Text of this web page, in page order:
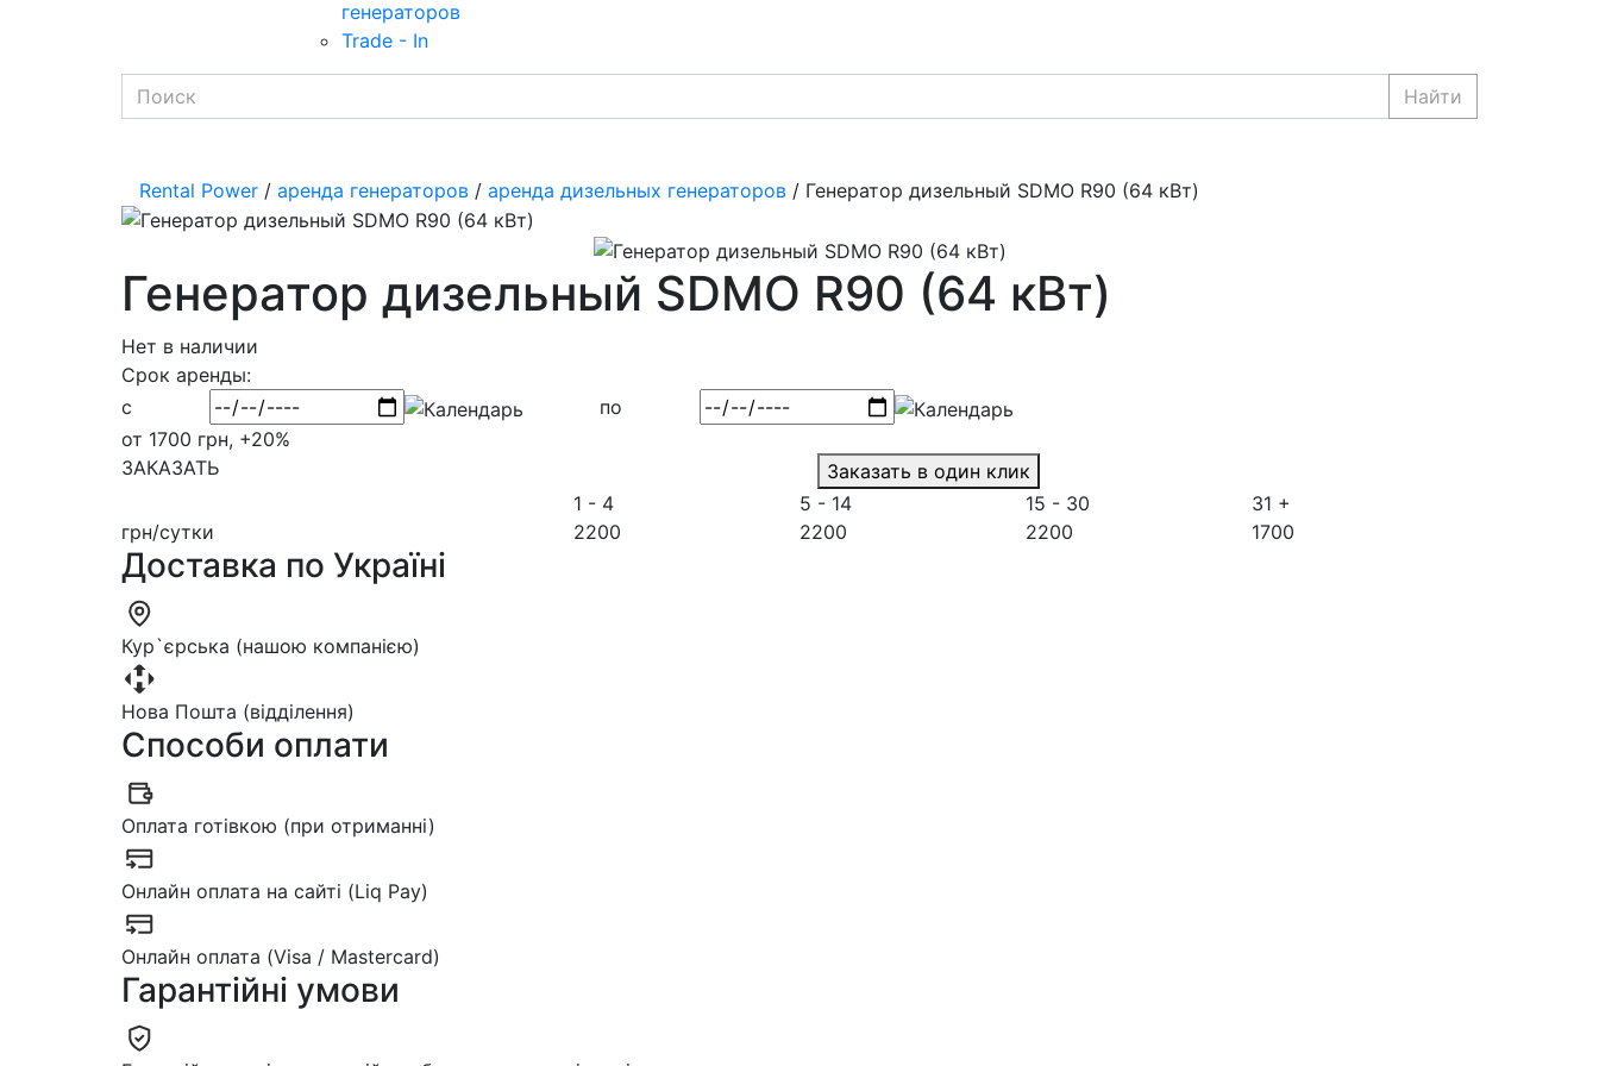
генераторов
Trade - In
Найти
Rental Power / аренда генераторов / аренда дизельных генераторов / Генератор дизельный SDMO R90 (64 кВт)
Генератор дизельный SDMO R90 (64 кВт)
Нет в наличии
Срок аренды:
с
по
от 1700 грн, +20%
ЗАКАЗАТЬ
Заказать в один клик
1 - 4
5 - 14 15 - 30
31 +
грн/сутки
2200 2200 2200 1700
Доставка по Україні
Кур`єрська (нашою компанією)
Нова Пошта (відділення)
Способи оплати
Оплата готівкою (при отриманні)
Онлайн оплата на сайті (Liq Pay)
Онлайн оплата (Visa / Mastercard)
Гарантійні умови